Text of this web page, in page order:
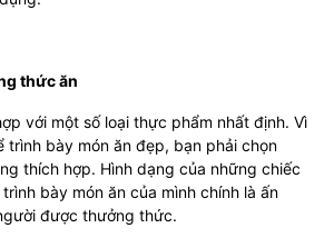
thức ăn
với một số loại thực phẩm nhất định. Vì
trình bày món ăn đẹp, bạn phải chọn
thích hợp. Hình dạng của những chiếc
bày món ăn của mình chính là ấn
được thưởng thức.